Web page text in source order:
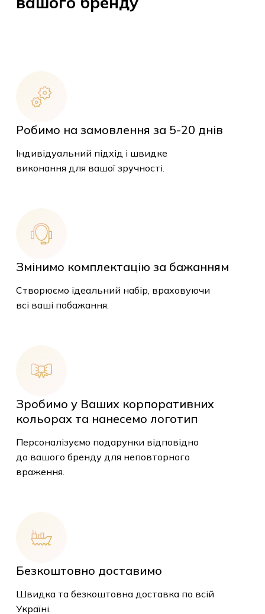
У кошику немає
Робимо на замовлення за 5-20 днів
Індивідуальний підхід і швидке
виконання для вашої зручності.
Змінимо комплектацію за бажанням
Створюємо ідеальний набір, враховуючи
всі ваші побажання.
Зробимо у Ваших корпоративних
кольорах та нанесемо логотип
Персоналізуємо подарунки відповідно
до вашого бренду для неповторного
враження.
Безкоштовно доставимо
Швидка та безкоштовна доставка по всій
Україні.